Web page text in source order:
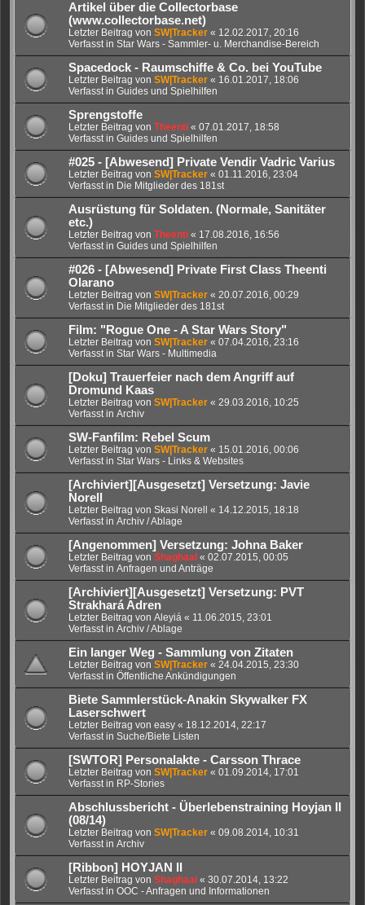
Artikel über die Collectorbase
(www.collectorbase.net)
Letzter Beitrag von SW|Tracker « 12.02.2017, 20:16
Verfasst in Star Wars - Sammler- u. Merchandise-Bereich
Spacedock - Raumschiffe & Co. bei YouTube
Letzter Beitrag von SW|Tracker « 16.01.2017, 18:06
Verfasst in Guides und Spielhilfen
Sprengstoffe
Letzter Beitrag von Theenti « 07.01.2017, 18:58
Verfasst in Guides und Spielhilfen
#025 - [Abwesend] Private Vendir Vadric Varius
Letzter Beitrag von SW|Tracker « 01.11.2016, 23:04
Verfasst in Die Mitglieder des 181st
Ausrüstung für Soldaten. (Normale, Sanitäter
etc.)
Letzter Beitrag von Theenti « 17.08.2016, 16:56
Verfasst in Guides und Spielhilfen
#026 - [Abwesend] Private First Class Theenti
Olarano
Letzter Beitrag von SW|Tracker « 20.07.2016, 00:29
Verfasst in Die Mitglieder des 181st
Film: "Rogue One - A Star Wars Story"
Letzter Beitrag von SW|Tracker « 07.04.2016, 23:16
Verfasst in Star Wars - Multimedia
[Doku] Trauerfeier nach dem Angriff auf
Dromund Kaas
Letzter Beitrag von SW|Tracker « 29.03.2016, 10:25
Verfasst in Archiv
SW-Fanfilm: Rebel Scum
Letzter Beitrag von SW|Tracker « 15.01.2016, 00:06
Verfasst in Star Wars - Links & Websites
[Archiviert][Ausgesetzt] Versetzung: Javie
Norell
Letzter Beitrag von Skasi Norell « 14.12.2015, 18:18
Verfasst in Archiv / Ablage
[Angenommen] Versetzung: Johna Baker
Letzter Beitrag von Shaghaal « 02.07.2015, 00:05
Verfasst in Anfragen und Anträge
[Archiviert][Ausgesetzt] Versetzung: PVT
Strakhará Adren
Letzter Beitrag von Aleyiá « 11.06.2015, 23:01
Verfasst in Archiv / Ablage
Ein langer Weg - Sammlung von Zitaten
Letzter Beitrag von SW|Tracker « 24.04.2015, 23:30
Verfasst in Öffentliche Ankündigungen
Biete Sammlerstück-Anakin Skywalker FX
Laserschwert
Letzter Beitrag von easy « 18.12.2014, 22:17
Verfasst in Suche/Biete Listen
[SWTOR] Personalakte - Carsson Thrace
Letzter Beitrag von SW|Tracker « 01.09.2014, 17:01
Verfasst in RP-Stories
Abschlussbericht - Überlebenstraining Hoyjan II
(08/14)
Letzter Beitrag von SW|Tracker « 09.08.2014, 10:31
Verfasst in Archiv
[Ribbon] HOYJAN II
Letzter Beitrag von Shaghaal « 30.07.2014, 13:22
Verfasst in OOC - Anfragen und Informationen